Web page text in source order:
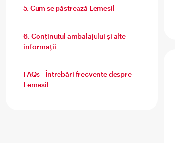
5. Cum se păstrează Lemesil
6. Conţinutul ambalajului şi alte
informaţii
FAQs - Întrebări frecvente despre
Lemesil